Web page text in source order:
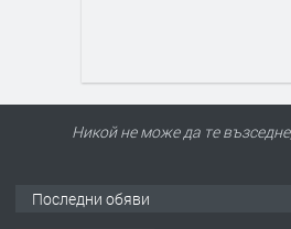
Никой не може да те
Последни обяви